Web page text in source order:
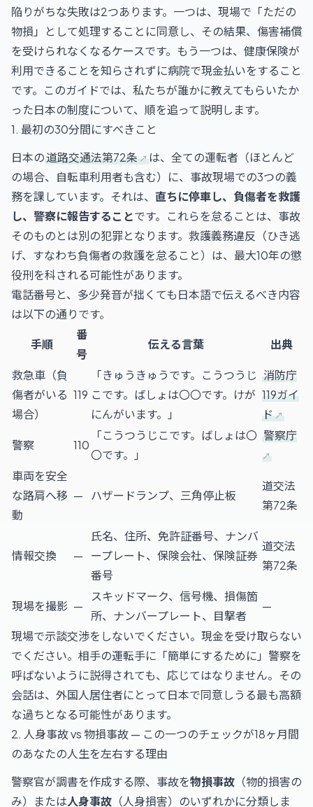
陥りがちな失敗は2つあります。一つは、現場で「ただの
物損」として処理することに同意し、その結果、傷害補償
を受けられなくなるケースです。もう一つは、健康保険が
利用できることを知らされずに病院で現金払いをすること
です。このガイドでは、私たちが誰かに教えてもらいたか
った日本の制度について、順を追って説明します。
1. 最初の30分間にすべきこと
日本の道路交通法第72条
は、全ての運転者（ほとんど
の場合、自転車利用者も含む）に、事故現場での3つの義
務を課しています。それは、 直ちに停車し、負傷者を救護
し、警察に報告することです。これらを怠ることは、事故
そのものとは別の犯罪となります。救護義務違反（ひき逃
げ、すなわち負傷者の救護を怠ること）は、最大10年の懲
役刑を科される可能性があります。
電話番号と、多少発音が拙くても日本語で伝えるべき内容
は以下の通りです。
手順
番
号
伝える言葉 出典
救急車（負
傷者がいる
場合）
119
「きゅうきゅうです。こうつうじ
こです。ばしょは〇〇です。けが
にんがいます。」
消防庁
119ガイ
ド
警察 110
「こうつうじこです。ばしょは〇
〇です。」
警察庁
車両を安全
な路肩へ移
動
— ハザードランプ、三角停止板
道交法
第72条
情報交換 —
氏名、住所、免許証番号、ナンバ
ープレート、保険会社、保険証券
番号
道交法
第72条
現場を撮影 —
スキッドマーク、信号機、損傷箇
所、ナンバープレート、目撃者
—
現場で示談交渉をしないでください。現金を受け取らない
でください。相手の運転手に「簡単にするために」警察を
呼ばないように説得されても、応じてはなりません。その
会話は、外国人居住者にとって日本で同意しうる最も高額
な過ちとなる可能性があります。
2. 人身事故 vs 物損事故 — この一つのチェックが18ヶ月間
のあなたの人生を左右する理由
警察官が調書を作成する際、事故を物損事故 （物的損害の
み）または人身事故 （人身損害）のいずれかに分類しま